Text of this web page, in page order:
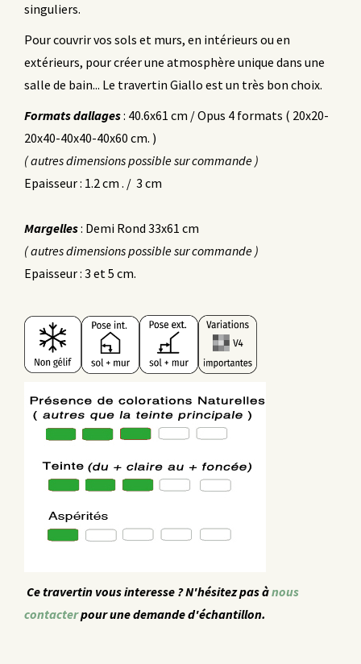
singuliers.
Pour couvrir vos sols et murs, en intérieurs ou en
extérieurs, pour créer une atmosphère unique dans une
salle de bain... Le travertin Giallo est un très bon choix.
Formats dallages: 40.6x61 cm / Opus 4 formats ( 20x20-
20x40-40x40-40x60 cm. )
( autres dimensions possible sur commande )
Epaisseur : 1.2 cm . / 3 cm
Margelles: Demi Rond 33x61 cm
( autres dimensions possible sur commande )
Epaisseur : 3 et 5 cm.
Ce travertin vous interesse ? N'hésitez pas ànous
contacterpour une demande d'échantillon.